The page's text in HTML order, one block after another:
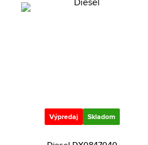
Výpredaj Skladom